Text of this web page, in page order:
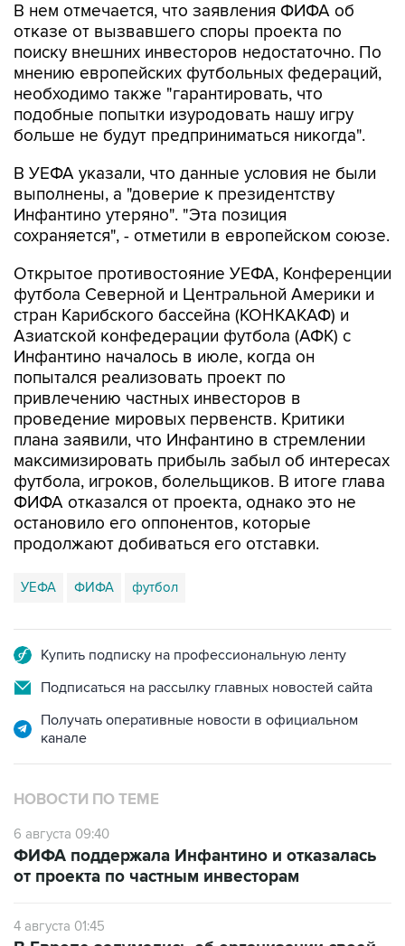
В нем отмечается, что заявления ФИФА об
отказе от вызвавшего споры проекта по
поиску внешних инвесторов недостаточно. По
мнению европейских футбольных федераций,
необходимо также "гарантировать, что
подобные попытки изуродовать нашу игру
больше не будут предприниматься никогда".
В УЕФА указали, что данные условия не были
выполнены, а "доверие к президентству
Инфантино утеряно". "Эта позиция
сохраняется", - отметили в европейском союзе.
Открытое противостояние УЕФА, Конференции
футбола Северной и Центральной Америки и
стран Карибского бассейна (КОНКАКАФ) и
Азиатской конфедерации футбола (АФК) с
Инфантино началось в июле, когда он
попытался реализовать проект по
привлечению частных инвесторов в
проведение мировых первенств. Критики
плана заявили, что Инфантино в стремлении
максимизировать прибыль забыл об интересах
футбола, игроков, болельщиков. В итоге глава
ФИФА отказался от проекта, однако это не
остановило его оппонентов, которые
продолжают добиваться его отставки.
УЕФА ФИФА футбол
Купить подписку на профессиональную ленту
Подписаться на рассылку главных новостей сайта
Получать оперативные новости в официальном
канале
НОВОСТИ ПО ТЕМЕ
6 августа 09:40
ФИФА поддержала Инфантино и отказалась
от проекта по частным инвесторам
4 августа 01:45